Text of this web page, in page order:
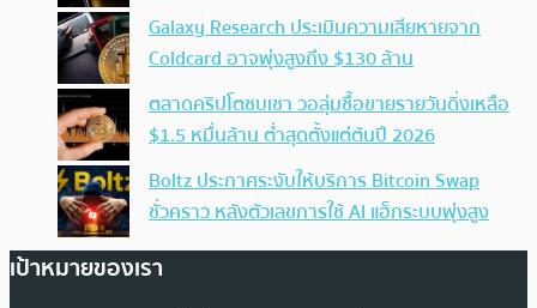
Galaxy Research ประเมินความเสียหายจาก
Coldcard อาจพุ่งสูงถึง $130 ล้าน
ตลาดคริปโตซบเซา วอลุ่มซื้อขายรายวันดิ่งเหลือ
$1.5 หมื่นล้าน ต่ำสุดตั้งแต่ต้นปี 2026
Boltz ประกาศระงับให้บริการ Bitcoin Swap
ชั่วคราว หลังตัวเลขการใช้ AI แฮ็กระบบพุ่งสูง
เป้าหมายของเรา